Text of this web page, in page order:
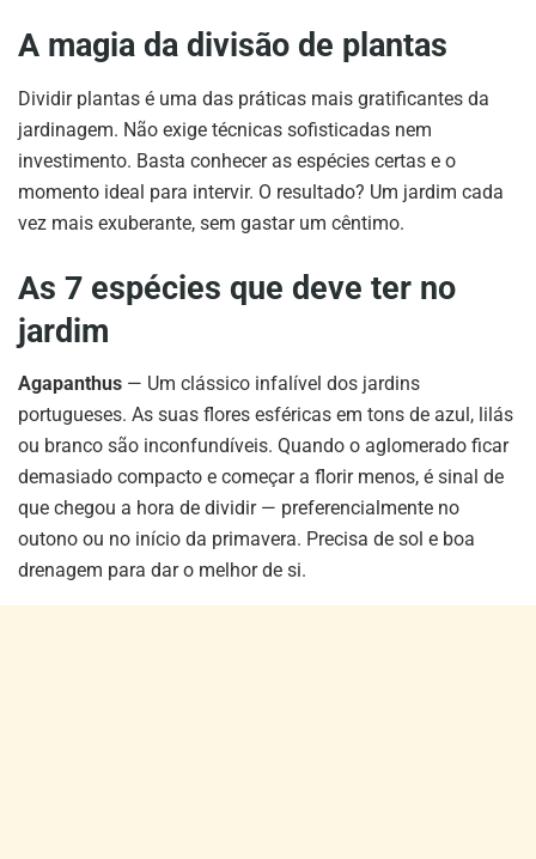
A magia da divisão de plantas
Dividir plantas é uma das práticas mais gratificantes da
jardinagem. Não exige técnicas sofisticadas nem
investimento. Basta conhecer as espécies certas e o
momento ideal para intervir. O resultado? Um jardim cada
vez mais exuberante, sem gastar um cêntimo.
As 7 espécies que deve ter no
jardim
Agapanthus — Um clássico infalível dos jardins
portugueses. As suas flores esféricas em tons de azul, lilás
ou branco são inconfundíveis. Quando o aglomerado ficar
demasiado compacto e começar a florir menos, é sinal de
que chegou a hora de dividir — preferencialmente no
outono ou no início da primavera. Precisa de sol e boa
drenagem para dar o melhor de si.